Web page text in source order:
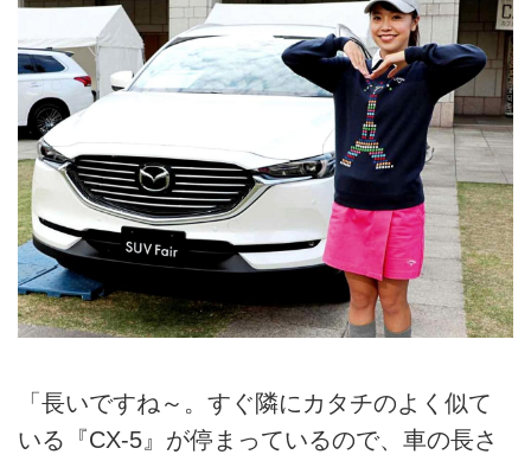
「長いですね～。すぐ隣にカタチのよく似て
いる『CX-5』が停まっているので、車の長さ